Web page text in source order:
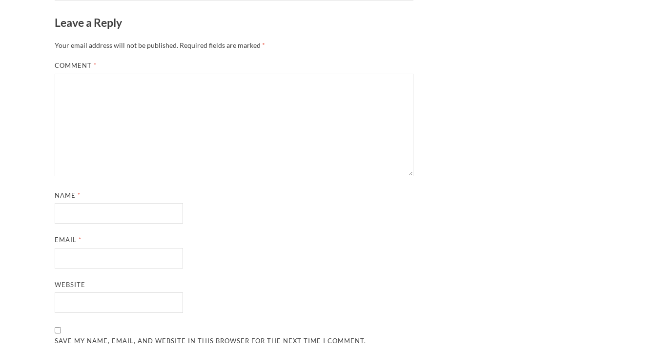
Leave a Reply
Your email address will not be published. Required fields are marked *
COMMENT *
NAME *
EMAIL *
WEBSITE
SAVE MY NAME, EMAIL, AND WEBSITE IN THIS BROWSER FOR THE NEXT TIME I COMMENT.